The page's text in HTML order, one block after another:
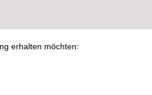
erhalten möchten: